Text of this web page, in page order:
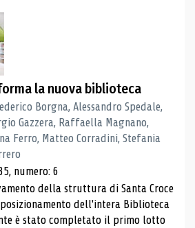
la nuova biblioteca
Borgna, Alessandro Spedale,
Gazzera, Raffaella Magnano,
Ferro, Matteo Corradini, Stefania
numero: 6
della struttura di Santa Croce
dell'intera Biblioteca
è stato completato il primo lotto